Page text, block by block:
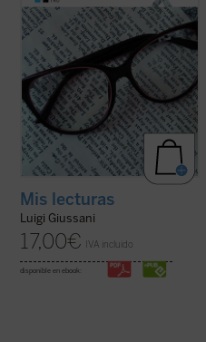
Mis lecturas
Luigi Giussani
17,00€ IVA incluido
disponible en ebook: